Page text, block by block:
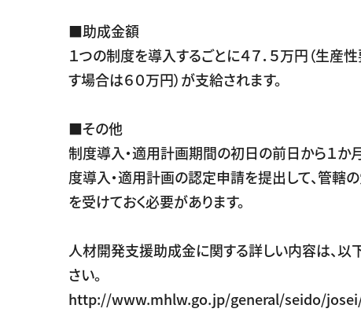
■助成金額
１つの制度を導入するごとに４７．５万円（生産
す場合は６０万円）が支給されます。
■その他
制度導入・適用計画期間の初日の前日から１か
度導入・適用計画の認定申請を提出して、管轄
を受けておく必要があります。
人材開発支援助成金に関する詳しい内容は、以
さい。
http://www.mhlw.go.jp/general/seido/